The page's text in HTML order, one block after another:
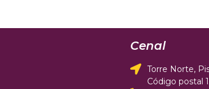
Cenal
Torre Norte,
Código postal